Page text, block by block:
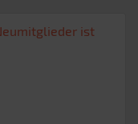
ist